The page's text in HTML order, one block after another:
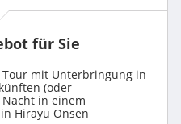
für Sie
Tour mit Unterbringung in
(oder
in einem
Hirayu Onsen